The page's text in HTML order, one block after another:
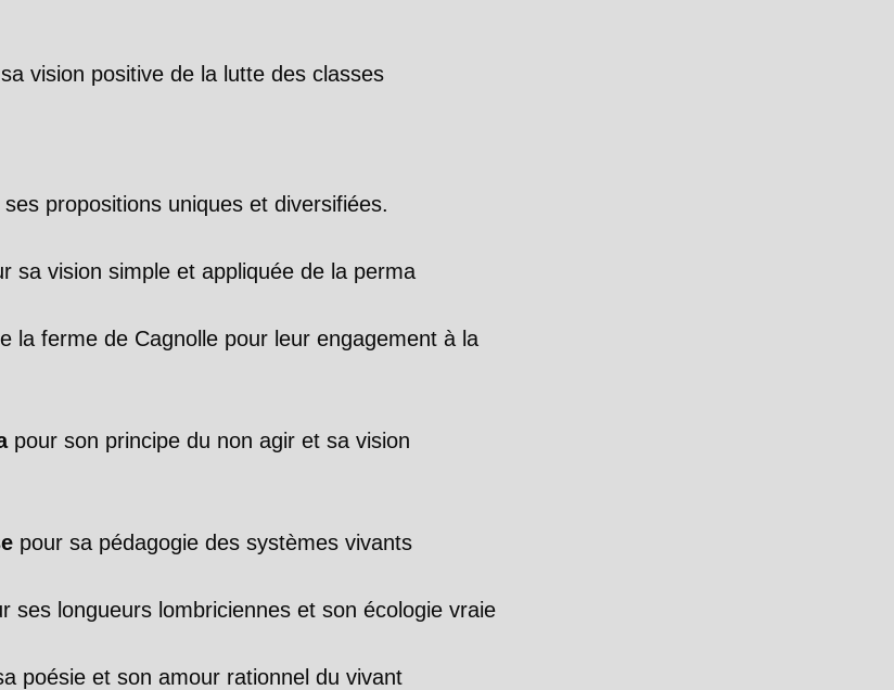
vision positive de la lutte des classes
ses propositions uniques et diversifiées.
sa vision simple et appliquée de la perma
la ferme de Cagnolle pour leur engagement à la
pour son principe du non agir et sa vision
pour sa pédagogie des systèmes vivants
ses longueurs lombriciennes et son écologie vraie
poésie et son amour rationnel du vivant